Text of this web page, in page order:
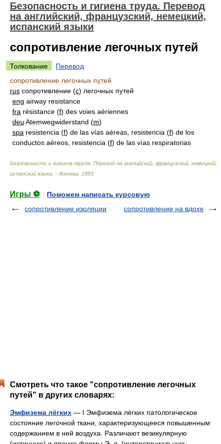
Безопасность и гигиена труда. Перевод
на английский, французский, немецкий,
испанский языки
сопротивление легочных путей
Толкование
Перевод
сопротивление легочных путей
rus сопротивление (с) легочных путей
eng airway resistance
fra résistance (f) des voies aériennes
deu Atemwegwiderstand (m)
spa resistencia (f) de las vías aéreas, resistencia (f) de los
conductos aéreos, resistencia (f) de las vías respiratorias
Безопасность и гигиена труда. Перевод на английский, французский, немецкий,
испанский языки. - Женева 1993
Игры ⚽
Поможем написать курсовую
сопротивление изоляции
сопротивление на вдохе
Смотреть что такое "сопротивление легочных
путей" в других словарях:
Эмфизема лёгких — I Эмфизема лёгких патологическое
состояние легочной ткани, характеризующееся повышенным
содержанием в ней воздуха. Различают везикулярную